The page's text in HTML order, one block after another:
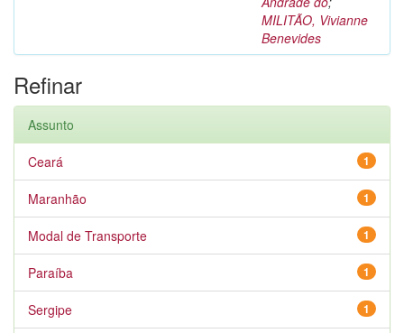
MILITÃO, Vivianne
Benevides
Refinar
Assunto
1
Ceará
1
Maranhão
1
Modal de Transporte
1
Paraíba
1
Sergipe